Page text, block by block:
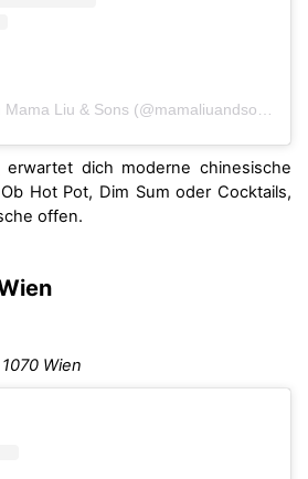
erwartet dich moderne chinesische
Hot Pot, Dim Sum oder Cocktails,
offen.
Wien